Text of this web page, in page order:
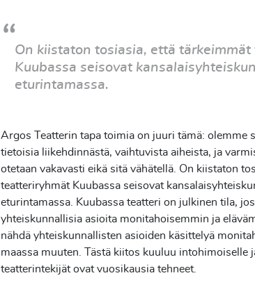
On kiistaton tosiasia, että
Kuubassa seisovat
eturintamassa.
Argos Teatterin tapa toimia on juuri tämä: olemme
tietoisia liikehdinnästä, vaihtuvista aiheista, ja
otetaan vakavasti eikä sitä vähätellä. On kiistaton
teatteriryhmät Kuubassa seisovat
eturintamassa. Kuubassa teatteri on julkinen tila,
yhteiskunnallisia asioita monitahoisemmin ja
nähdä yhteiskunnallisten asioiden käsittelyä
maassa muuten. Tästä kiitos kuuluu intohimoiselle
teatterintekijät ovat vuosikausia tehneet.